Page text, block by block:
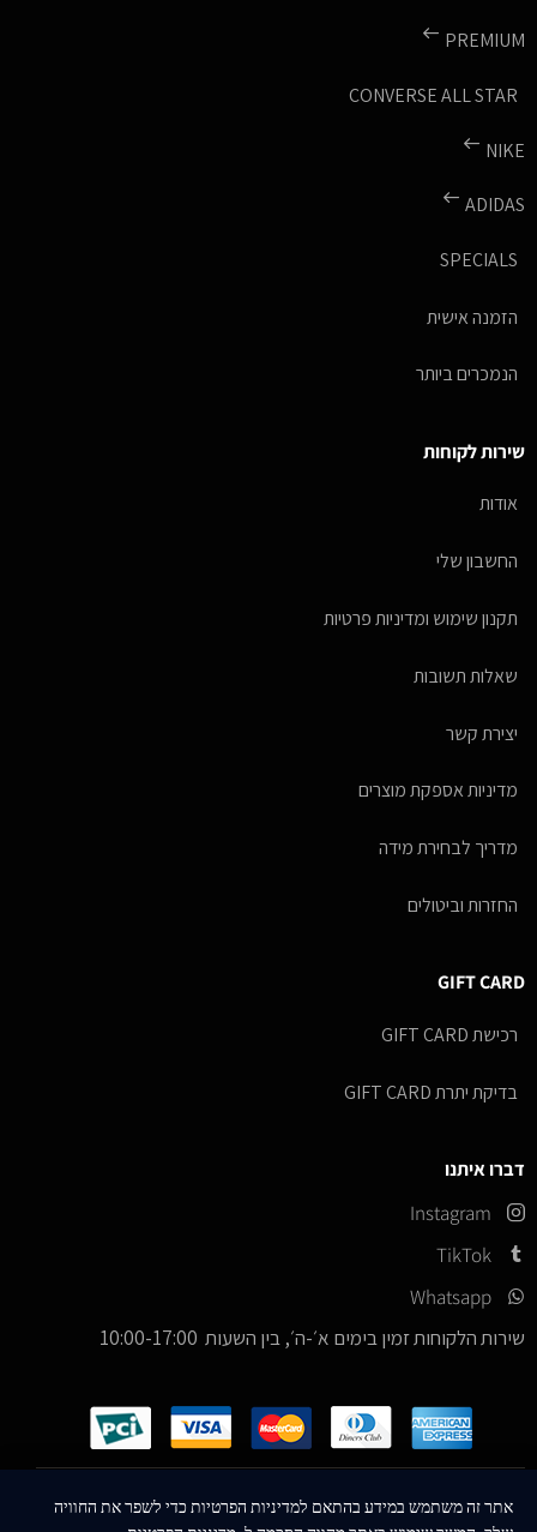
PREMIUM
CONVERSE ALL STAR
NIKE
ADIDAS
SPECIALS
הזמנה אישית
הנמכרים ביותר
שירות לקוחות
אודות
החשבון שלי
תקנון שימוש ומדיניות פרטיות
שאלות תשובות
יצירת קשר
מדיניות אספקת מוצרים
מדריך לבחירת מידה
החזרות וביטולים
GIFT CARD
רכישת GIFT CARD
בדיקת יתרת GIFT CARD
דברו איתנו
Instagram
TikTok
Whatsapp
שירות הלקוחות זמין בימים א׳-ה׳, בין השעות 10:00-17:00
כל הזכויות שמורות – ICE Sneakers© 2026
אתר זה משתמש במידע בהתאם למדיניות הפרטיות כדי לשפר את החוויה